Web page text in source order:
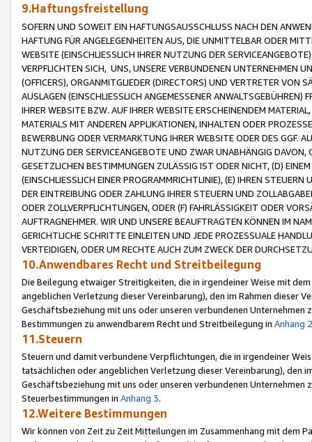
9.Haftungsfreistellung
SOFERN UND SOWEIT EIN HAFTUNGSAUSSCHLUSS NACH DEN
HAFTUNG FÜR ANGELEGENHEITEN AUS, DIE UNMITTELBAR ODER
WEBSITE (EINSCHLIESSLICH IHRER NUTZUNG DER
VERPFLICHTEN SICH, UNS, UNSERE VERBUNDENEN UNTERNEHMEN
(OFFICERS), ORGANMITGLIEDER (DIRECTORS) UND VERTRETER VON
AUSLAGEN (EINSCHLIESSLICH ANGEMESSENER
IHRER WEBSITE BZW. AUF IHRER WEBSITE ERSCHEINENDEM
MATERIALS MIT ANDEREN APPLIKATIONEN, INHALTEN ODER
BEWERBUNG ODER VERMARKTUNG IHRER WEBSITE ODER DES GGF.
NUTZUNG DER SERVICEANGEBOTE UND ZWAR UNABHÄNGIG
GESETZLICHEN BESTIMMUNGEN ZULÄSSIG IST ODER NICHT, (D)
(EINSCHLIESSLICH EINER PROGRAMMRICHTLINIE), (E) IHREN
DER EINTREIBUNG ODER ZAHLUNG IHRER STEUERN UND
ODER ZOLLVERPFLICHTUNGEN, ODER (F) FAHRLÄSSIGKEIT ODER
AUFTRAGNEHMER. WIR UND UNSERE BEAUFTRAGTEN KÖNNEN IM
GERICHTLICHE SCHRITTE EINLEITEN UND JEDE PROZESSUALE
VERTEIDIGEN, ODER UM RECHTE AUCH ZUM ZWECK DER
10.Anwendbares Recht und Streitbeilegung
Die Beilegung etwaiger Streitigkeiten, die in irgendeiner Weise mit
angeblichen Verletzung dieser Vereinbarung), den im Rahmen dieser
Geschäftsbeziehung mit uns oder unseren verbundenen
Bestimmungen zu anwendbarem Recht und Streitbeilegung in Anhang 2
11.Steuern
Steuern und damit verbundene Verpflichtungen, die in irgendeiner
tatsächlichen oder angeblichen Verletzung dieser Vereinbarung), den
Geschäftsbeziehung mit uns oder unseren verbundenen
Steuerbestimmungen in Anhang 3.
12.Weitere Bestimmungen
Wir können von Zeit zu Zeit Mitteilungen im Zusammenhang mit dem